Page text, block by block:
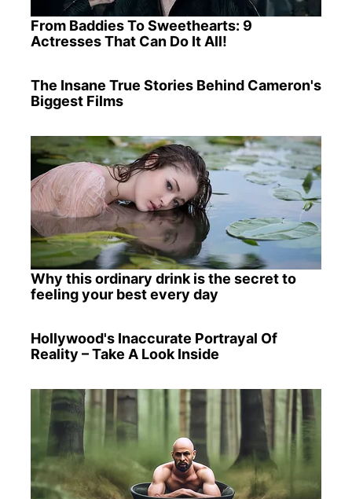
From Baddies To Sweethearts: 9
Actresses That Can Do It All!
The Insane True Stories Behind Cameron's
Biggest Films
Why this ordinary drink is the secret to
feeling your best every day
Hollywood's Inaccurate Portrayal Of
Reality – Take A Look Inside